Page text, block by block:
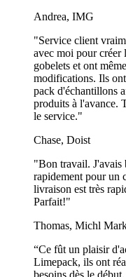
Andrea, IMG
"Service client
avec moi pour créer
gobelets et ont
modifications. Ils
pack d'échantillons
produits à l'avance.
le service."
Chase, Doist
"Bon travail. J'avais
rapidement pour un
livraison est très
Parfait!"
Thomas, Michl
“Ce fût un plaisir
Limepack, ils ont